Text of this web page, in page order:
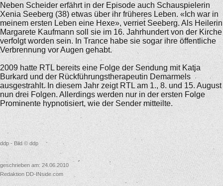
Neben Scheider erfährt in der Episode auch Schauspielerin
Xenia Seeberg (38) etwas über ihr früheres Leben. «Ich war in
meinem ersten Leben eine Hexe», verriet Seeberg. Als Heilerin
Margarete Kaufmann soll sie im 16. Jahrhundert von der Kirche
verfolgt worden sein. In Trance habe sie sogar ihre öffentliche
Verbrennung vor Augen gehabt.
2009 hatte RTL bereits eine Folge der Sendung mit Katja
Burkard und der Rückführungstherapeutin Demarmels
ausgestrahlt. In diesem Jahr zeigt RTL am 1., 8. und 15. August
nun drei Folgen. Allerdings werden nur in der ersten Folge
Prominente hypnotisiert, wie der Sender mitteilte.
ddp - Bild © ddp
geschrieben am: 24.06.2010
Redaktion DD-INside.com